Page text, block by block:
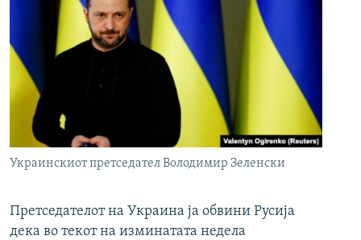
Украинскиот претседател Володимир Зеленски
Претседателот на Украина ја обвини Русија
дека во текот на изминатата недела